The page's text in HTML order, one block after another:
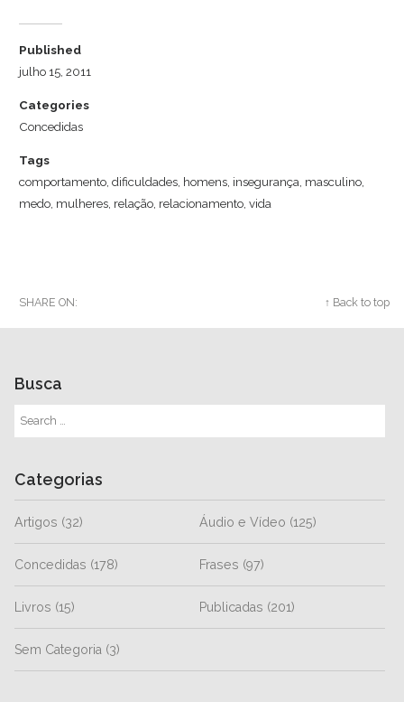
Published
julho 15, 2011
Categories
Concedidas
Tags
comportamento,dificuldades, homens, insegurança, masculino,
medo, mulheres, relação, relacionamento,vida
SHARE ON: ↑ Back to top
Busca
Categorias
Artigos (32) Áudio e Vídeo (125)
Concedidas (178) Frases (97)
Livros (15) Publicadas (201)
Sem Categoria (3)